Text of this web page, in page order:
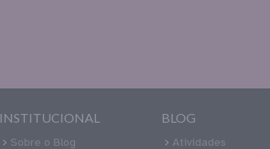
INSTITUCIONAL
Sobre o Blog
BLOG
Atividades